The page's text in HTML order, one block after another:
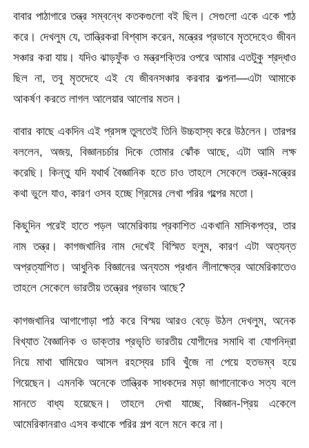
বাবার পাঠাগারে তন্ত্র সম্বন্ধে কতকগুলো বই ছিল। সেগুলো একে একে পাঠ
করে। দেখলুম যে, তান্ত্রিকরা বিশ্বাস করেন, মন্ত্রের প্রভাবে মৃতদেহেও জীবন
সঞ্চার করা যায়। যদিও ঝাড়ফুঁক ও মন্ত্রশক্তির ওপরে আমার এতটুকু শ্রদ্ধাও
ছিল না, তবু মৃতদেহে এই যে জীবনসঞ্চার করবার কল্পনা—এটা আমাকে
আকর্ষণ করতে লাগল আলেয়ার আলোর মতন।
বাবার কাছে একদিন এই প্রসঙ্গ তুলতেই তিনি উচ্চহাস্য করে উঠলেন। তারপর
বললেন, অজয়, বিজ্ঞানচর্চার দিকে তোমার ঝোঁক আছে, এটা আমি লক্ষ
করেছি। কিন্তু যদি যথার্থ বৈজ্ঞানিক হতে চাও তাহলে সেকেলে তন্ত্র-মন্ত্রের
কথা ভুলে যাও, কারণ ওসব হচ্ছে গ্রিমের লেখা পরির গল্পের মতো।
কিছুদিন পরেই হাতে পড়ল আমেরিকায় প্রকাশিত একখানি মাসিকপত্র, তার
নাম তন্ত্র। কাগজখানির নাম দেখেই বিস্মিত হলুম, কারণ এটা অত্যন্ত
অপ্রত্যাশিত। আধুনিক বিজ্ঞানের অন্যতম প্রধান লীলাক্ষেত্র আমেরিকাতেও
তাহলে সেকেলে ভারতীয় তন্ত্রের প্রভাব আছে?
কাগজখানির আগাগোড়া পাঠ করে বিস্ময় আরও বেড়ে উঠল দেখলুম, অনেক
বিখ্যাত বৈজ্ঞানিক ও ডাক্তার প্রভৃতি ভারতীয় যোগীদের সমাধি বা যোগনিদ্রা
নিয়ে মাথা ঘামিয়েও আসল রহস্যের চাবি খুঁজে না পেয়ে হতভম্ব হয়ে
গিয়েছেন। এমনকি অনেকে তান্ত্রিক সাধকদের মড়া জাগানোকেও সত্য বলে
মানতে বাধ্য হয়েছেন। তাহলে দেখা যাচ্ছে, বিজ্ঞান-প্রিয় একেলে
আমেরিকানরাও এসব কথাকে পরির গল্প বলে মনে করে না।